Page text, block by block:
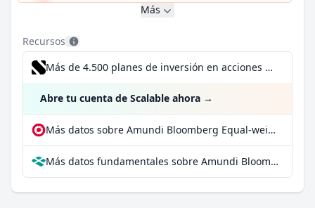
Más
Recursos
Más de 4.500 planes de inversión en acciones desde 1 €
Abre tu cuenta de Scalable ahora →
Más datos sobre Amundi Bloomberg Equal-weight Commodity ex-Agriculture UCITS ETF Acc en extraETF
Más datos fundamentales sobre Amundi Bloomberg Equal-weight Commodity ex-Agriculture UCITS ETF Acc en Parqet